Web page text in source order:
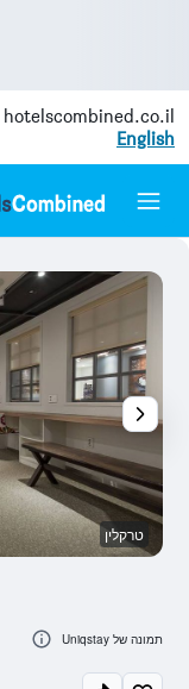
hotelscombined.co.il
English
טרקלין
תמונה של Uniqstay